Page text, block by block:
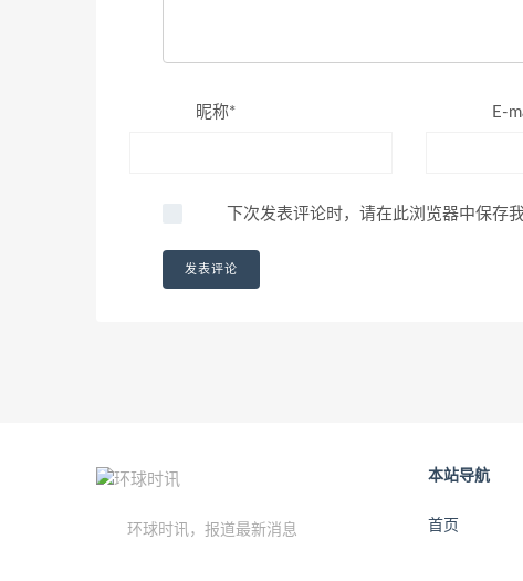
昵称* E-
下次发表评论时，请在此浏览器中保存
环球时讯，报道最新消息
本站导航
首页